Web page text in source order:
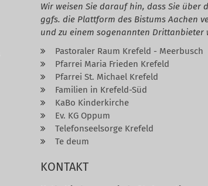
Wir weisen Sie darauf hin, dass Sie über
ggfs. die Plattform des Bistums Aachen
und zu einem sogenannten Drittanbieter
Pastoraler Raum Krefeld - Meerbusch
Pfarrei Maria Frieden Krefeld
Pfarrei St. Michael Krefeld
Familien in Krefeld-Süd
KaBo Kinderkirche
Ev. KG Oppum
Telefonseelsorge Krefeld
Te deum
KONTAKT